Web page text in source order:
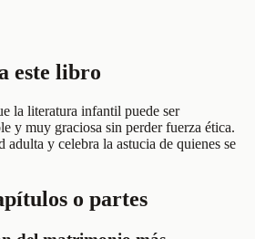
este libro
la literatura infantil puede ser
y muy graciosa sin perder fuerza ética.
y celebra la astucia de quienes se
o partes